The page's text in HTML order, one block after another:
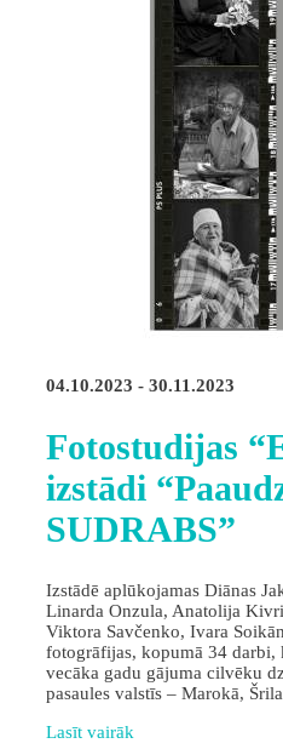
04.10.2023 - 30.11.2023
Fotostudijas
izstādi
SUDRABS”
Izstādē aplūkojamas Diānas
Linarda Onzula, Anatolija
Viktora Savčenko, Ivara
fotogrāfijas, kopumā 34 darbi,
vecāka gadu gājuma cilvēku
pasaules valstīs – Marokā,
Lasīt vairāk